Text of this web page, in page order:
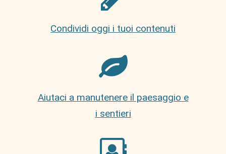
Condividi oggi i tuoi contenuti
Aiutaci a manutenere il paesaggio e
i sentieri